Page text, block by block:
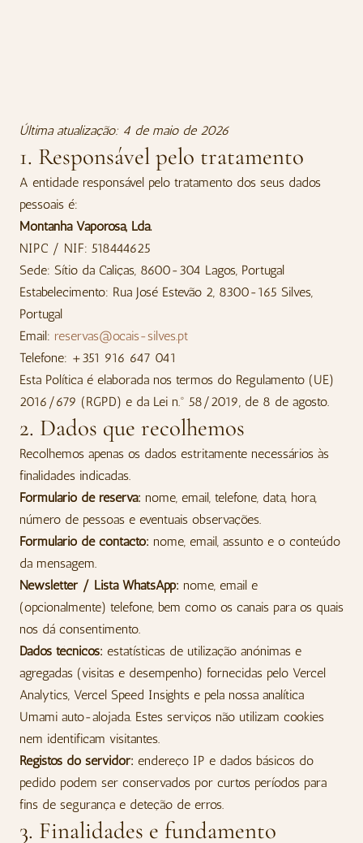
Última atualização: 4 de maio de 2026
1. Responsável pelo tratamento
A entidade responsável pelo tratamento dos seus dados
pessoais é:
Montanha Vaporosa, Lda.
NIPC / NIF: 518444625
Sede: Sítio da Caliças, 8600-304 Lagos, Portugal
Estabelecimento: Rua José Estevão 2, 8300-165 Silves,
Portugal
Email: reservas@ocais-silves.pt
Telefone: +351 916 647 041
Esta Política é elaborada nos termos do Regulamento (UE)
2016/679 (RGPD) e da Lei n.º 58/2019, de 8 de agosto.
2. Dados que recolhemos
Recolhemos apenas os dados estritamente necessários às
finalidades indicadas.
Formulário de reserva: nome, email, telefone, data, hora,
número de pessoas e eventuais observações.
Formulário de contacto: nome, email, assunto e o conteúdo
da mensagem.
Newsletter / Lista WhatsApp: nome, email e
(opcionalmente) telefone, bem como os canais para os quais
nos dá consentimento.
Dados técnicos: estatísticas de utilização anónimas e
agregadas (visitas e desempenho) fornecidas pelo Vercel
Analytics, Vercel Speed Insights e pela nossa analítica
Umami auto-alojada. Estes serviços não utilizam cookies
nem identificam visitantes.
Registos do servidor: endereço IP e dados básicos do
pedido podem ser conservados por curtos períodos para
fins de segurança e deteção de erros.
3. Finalidades e fundamento